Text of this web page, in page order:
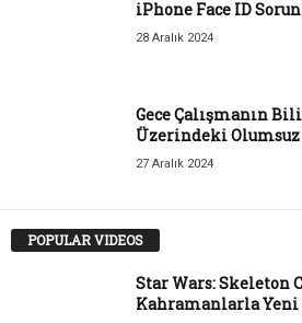
iPhone Face ID
28 Aralık 2024
Gece Çalışmanın
Üzerindeki
27 Aralık 2024
POPULAR VIDEOS
Star Wars: Skeleton
Kahramanlarla Yeni